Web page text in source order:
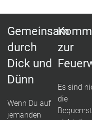
Gemeinsam
durch
Dick und
Dünn
Wenn Du auf
jemanden
Komm
zur
Es sind
die